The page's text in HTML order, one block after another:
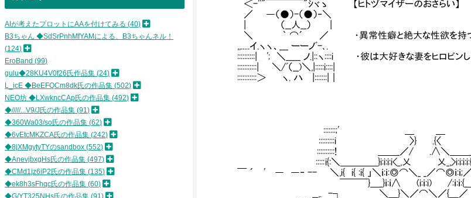
＜-''"￣￣￣￣"ｼヾゝ 【ヒトヅマイザーのおさらい】
／ ―（●）-（●）‐＼
| （__人__） |
＼ ｀ ⌒´ ／ ・異常性癖と絶大な性欲を持つ愛
,,.....イ.ヽヽ、___ ーーノﾞ-､.
::::::::::| '; ＼_____ ノ.|::ヽ::::i ・彼は大好きな妻をヒロピン
:::::::::::| ＼/ﾞ（__)＼,|:::::i::::|
:::::::::::＞ ヽ. ハ |:::::::|｜
:::::::;' ＿ ＿
:::::::::i 〉} .{〈
::::::::::! ＿＿_／/ .∧＼＿＿
::::: i{:＼＿＿＿＿}i:i:i:i<_,乂 乂_,>i:i:i:i:{_＿
￣ ´ ' ― ―‐ -- ＼,i{ i{ :i{ 」＼ｉ:ｉ:◎⌒＼_ _／⌒◎ｉ:ｉ;／
￣￣￣}＿_}ｉ:ｉ∧ (i:ｉ:i) /:ｉ:ｉ:{_＿{
__,. -┐ ＼＿}＼／⌒＼／{＿／
AIが考えたプロットにAAを付けてみる 40
B3ちゃん ◆SdSrPnhMfYAMによる、B3ちゃんネル！
124
EroBand 99
gulu◆28KU4V0f26氏作品集 24
L_icE ◆BeEFQCm8dk氏の作品集 502
NEO坊 ◆LXwkncCAp氏の作品集 492
◆/////...V9/J氏の作品集 91
◆360Wa03/so氏の作品集 62
◆6vEtcMKZCA氏の作品集 242
◆8jXMgytyTYのsandbox 552
◆AnevjbxgHs氏の作品集 497
◆CMd1jz6iP2氏の作品集 135
◆ek8h3sFhqc氏の作品集 60
◆G/YT325NHs氏の作品集 91